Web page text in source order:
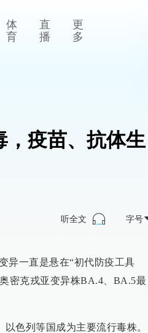
体
育
直
播
更
多
，疫苗、抗体生
听全文 字号
异一直是悬在“初代防疫工具
密克戎亚变异株BA.4、BA.5最
色列等国成为主要流行毒株。